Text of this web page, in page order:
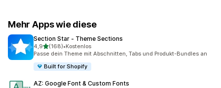
Mehr Apps wie diese
Section Star ‑ Theme Sections
4,9von 5 Sternen
(168)
168 Rezensionen insgesamt
•Kostenlos
Passe dein Theme mit Abschnitten, Tabs und Produkt-Bundles an
Built for Shopify
AZ: Google Font & Custom Fonts